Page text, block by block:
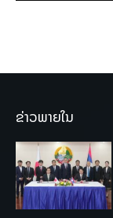
ຂ່າວພາຍໃນ